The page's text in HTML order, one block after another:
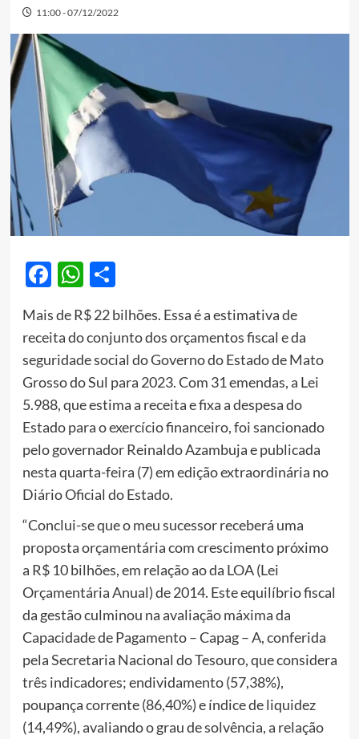
11:00 - 07/12/2022
Facebook
WhatsApp
Share
Mais de R$ 22 bilhões. Essa é a estimativa de
receita do conjunto dos orçamentos fiscal e da
seguridade social do Governo do Estado de Mato
Grosso do Sul para 2023. Com 31 emendas, a Lei
5.988, que estima a receita e fixa a despesa do
Estado para o exercício financeiro, foi sancionado
pelo governador Reinaldo Azambuja e publicada
nesta quarta-feira (7) em edição extraordinária no
Diário Oficial do Estado.
“Conclui-se que o meu sucessor receberá uma
proposta orçamentária com crescimento próximo
a R$ 10 bilhões, em relação ao da LOA (Lei
Orçamentária Anual) de 2014. Este equilíbrio fiscal
da gestão culminou na avaliação máxima da
Capacidade de Pagamento – Capag – A, conferida
pela Secretaria Nacional do Tesouro, que considera
três indicadores; endividamento (57,38%),
poupança corrente (86,40%) e índice de liquidez
(14,49%), avaliando o grau de solvência, a relação